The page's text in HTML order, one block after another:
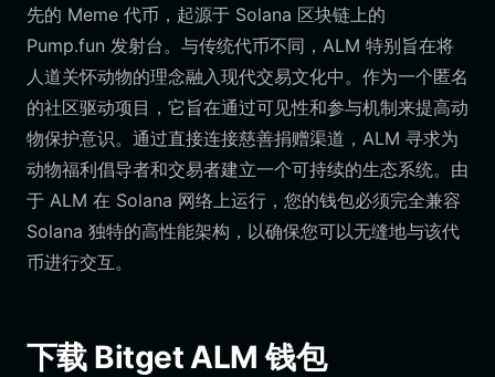
先的 Meme 代币，起源于 Solana 区块链上的
Pump.fun 发射台。与传统代币不同，ALM 特别旨在将
人道关怀动物的理念融入现代交易文化中。作为一个匿名
的社区驱动项目，它旨在通过可见性和参与机制来提高动
物保护意识。通过直接连接慈善捐赠渠道，ALM 寻求为
动物福利倡导者和交易者建立一个可持续的生态系统。由
于 ALM 在 Solana 网络上运行，您的钱包必须完全兼容
Solana 独特的高性能架构，以确保您可以无缝地与该代
币进行交互。
下载 Bitget ALM 钱包